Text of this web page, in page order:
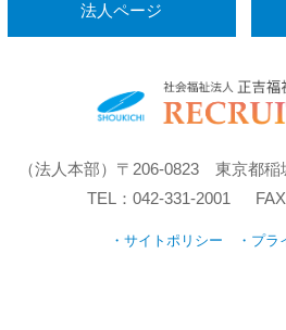
法人ページ
（法人本部）〒206-0823 東京都稲
TEL：042-331-2001 FAX
・サイトポリシー ・プラ